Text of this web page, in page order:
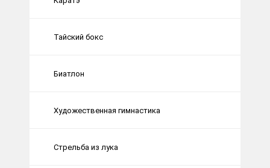
Тайский бокс
Биатлон
Художественная гимнастика
Стрельба из лука